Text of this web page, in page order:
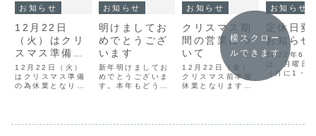
お知らせ
12月22日
（火）はクリ
スマス準備の
為休業となり
ます。
12月22日（火）
はクリスマス準備
の為休業となりま
す。23日〜25日
お知らせ
明けましてお
めでとうござ
います
新年明けましてお
めでとうございま
す。本年もどうぞ
ーズン限定の『黒
お知らせ
クリスマス期
間の営業につ
いて
12月22日（金）
クリスマス前準備
休業となります。
営業（カットーケ
お知らせ
定休日変
お知らせ
2022年6月
は、月曜日
（月に1・2
横スクロー
ルできます